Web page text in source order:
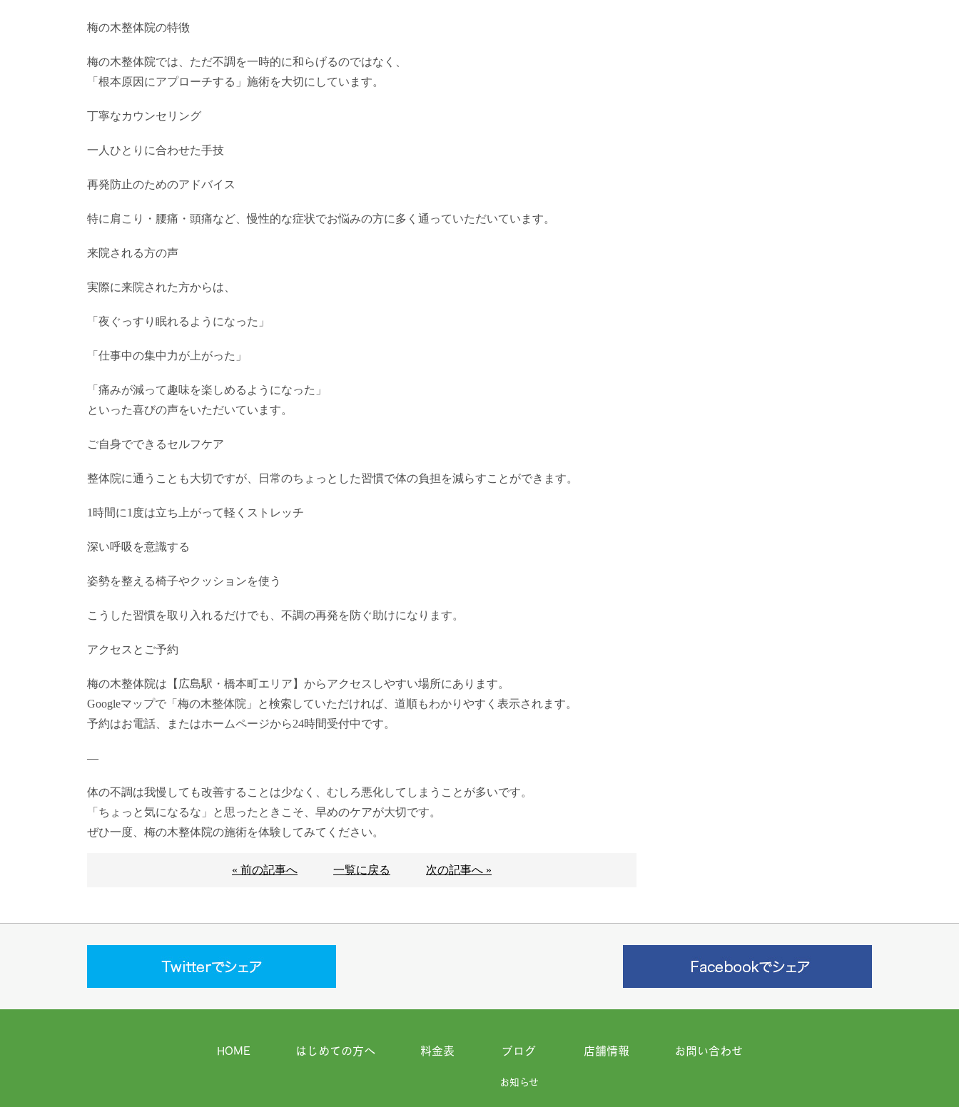
梅の木整体院の特徴
梅の木整体院では、ただ不調を一時的に和らげるのではなく、
「根本原因にアプローチする」施術を大切にしています。
丁寧なカウンセリング
一人ひとりに合わせた手技
再発防止のためのアドバイス
特に肩こり・腰痛・頭痛など、慢性的な症状でお悩みの方に多く通っていただいています。
来院される方の声
実際に来院された方からは、
「夜ぐっすり眠れるようになった」
「仕事中の集中力が上がった」
「痛みが減って趣味を楽しめるようになった」
といった喜びの声をいただいています。
ご自身でできるセルフケア
整体院に通うことも大切ですが、日常のちょっとした習慣で体の負担を減らすことができます。
1時間に1度は立ち上がって軽くストレッチ
深い呼吸を意識する
姿勢を整える椅子やクッションを使う
こうした習慣を取り入れるだけでも、不調の再発を防ぐ助けになります。
アクセスとご予約
梅の木整体院は【広島駅・橋本町エリア】からアクセスしやすい場所にあります。
Googleマップで「梅の木整体院」と検索していただければ、道順もわかりやすく表示されます。
予約はお電話、またはホームページから24時間受付中です。
—
体の不調は我慢しても改善することは少なく、むしろ悪化してしまうことが多いです。
「ちょっと気になるな」と思ったときこそ、早めのケアが大切です。
ぜひ一度、梅の木整体院の施術を体験してみてください。
« 前の記事へ 一覧に戻る 次の記事へ »
HOME はじめての方へ 料金表 ブログ
お知らせ
店舗情報 お問い合わせ